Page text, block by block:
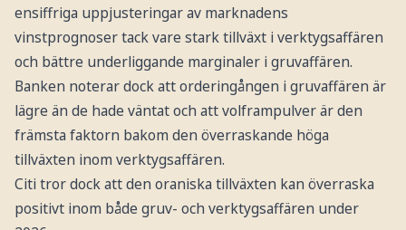
ensiffriga uppjusteringar av marknadens
vinstprognoser tack vare stark tillväxt i verktygsaffären
och bättre underliggande marginaler i gruvaffären.
Banken noterar dock att orderingången i gruvaffären är
lägre än de hade väntat och att volframpulver är den
främsta faktorn bakom den överraskande höga
tillväxten inom verktygsaffären.
Citi tror dock att den oraniska tillväxten kan överraska
positivt inom både gruv- och verktygsaffären under